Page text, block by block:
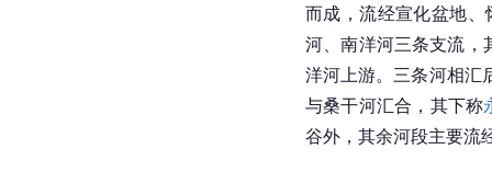
而成，流经宣化盆地、
河、南洋河三条支流，
洋河上游。三条河相汇
与桑干河汇合，其下称
谷外，其余河段主要流